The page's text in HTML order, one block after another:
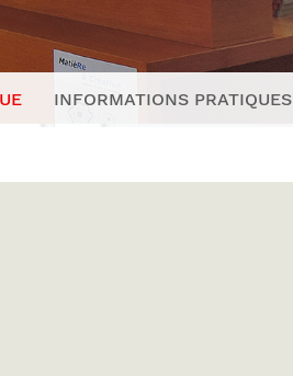
INFORMATIONS PRATIQUES